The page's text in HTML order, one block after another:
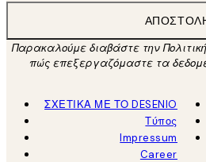
Παρακαλούμε διαβάστε την
πώς επεξεργαζόμαστε τα
ΣΧΕΤΙΚΑ ΜΕ ΤΟ DESENIO
Τύπος
Impressum
Career